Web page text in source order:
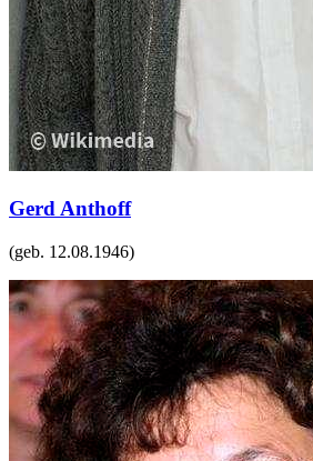
Gerd Anthoff
(geb. 12.08.1946)